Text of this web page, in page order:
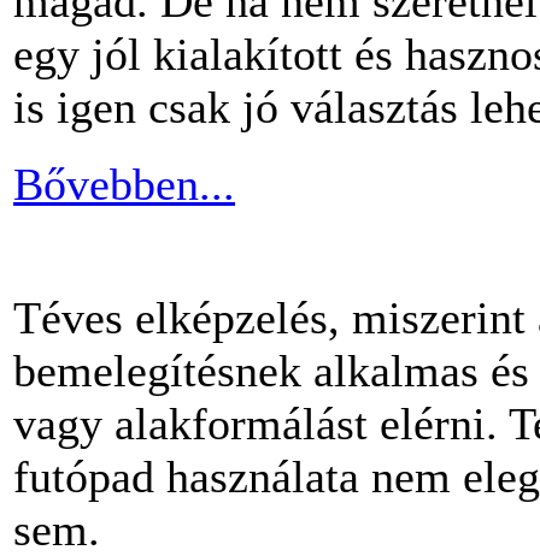
egy jól kialakított és
is igen csak jó választás
Bővebben...
Téves elképzelés, miszerint
bemelegítésnek alkalmas
vagy alakformálást elérni.
futópad használata nem
sem.